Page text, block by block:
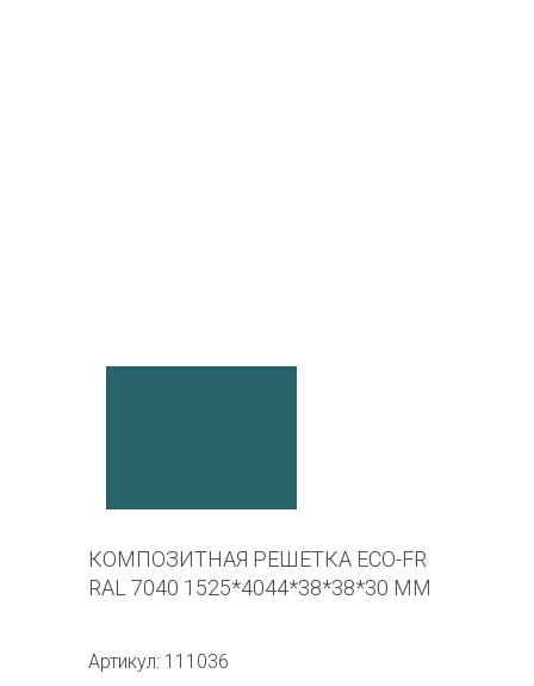
КОМПОЗИТНАЯ РЕШЕТКА ECO-FR
RAL 7040 1525*4044*38*38*30 ММ
Артикул: 111036